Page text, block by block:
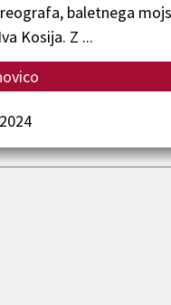
baletnega
Kosija. Z ...